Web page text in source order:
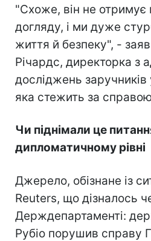
"Схоже, він не отримує
догляду, і ми дуже
життя й безпеку", -
Річардс, директорка з
досліджень
яка стежить за
Чи піднімали це
дипломатичному рівні
Джерело, обізнане із
Reuters, що дізналось
Держдепартаменті:
Рубіо порушив справу